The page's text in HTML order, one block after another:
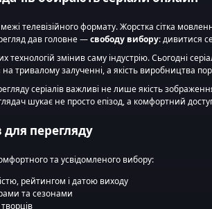
телевізійного формату. Жорстка сітка
дав головне —свободу вибору: дивитися
технологій змінив саму індустрію. Сьогодні
на тривалому залученні, а якість виробництва
серіалів важливі не лише якість
шукає не просто епізод, а комфортний
для перегляду
та усвідомленого вибору:
рейтингом і датою виходу
та сезонами